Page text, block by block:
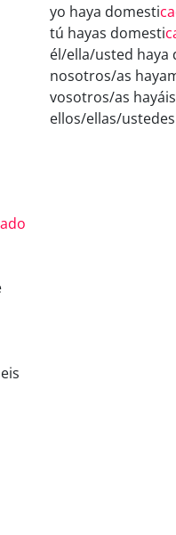
yo haya domesti
tú hayas domesti
él/ella/usted haya
nosotros/as
vosotros/as
ellos/ellas/